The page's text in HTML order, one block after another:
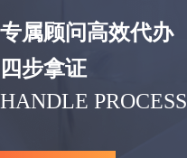
专属顾问高效代办
四步拿证
HANDLE PROCESS